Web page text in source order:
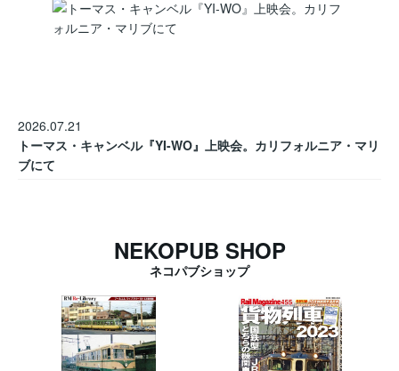
2026.07.21
トーマス・キャンベル『YI-WO』上映会。カリフォルニア・マリ
ブにて
NEKOPUB SHOP
ネコパブショップ